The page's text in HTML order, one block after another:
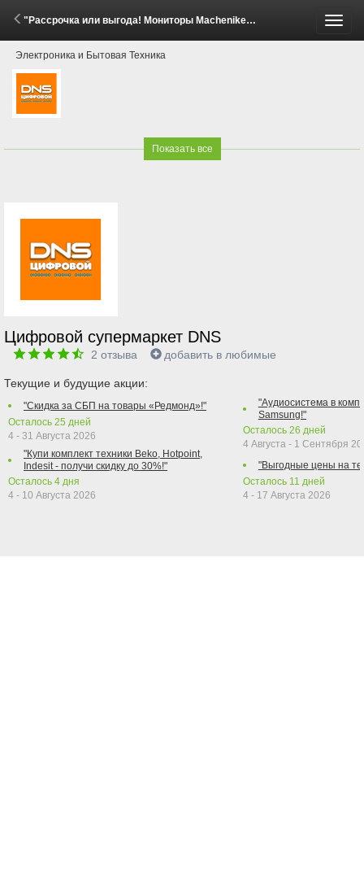
"Рассрочка или выгода! Мониторы Machenike" (24 Апреля - 14 Мая 2026)
Электроника и Бытовая Техника
Показать все
Цифровой супермаркет DNS
2 отзыва добавить в любимые
Текущие и будущие акции:
"Скидка за СБП на товары «Редмонд»!"
Осталось 25 дней
4 - 31 Августа 2026
"Купи комплект техники Beko, Hotpoint,
Indesit - получи скидку до 30%!"
Осталось 4 дня
4 - 10 Августа 2026
"Аудиосистема в
Samsung!"
Осталось 26 дней
4 Августа - 1 Сентября
"Выгодные цены на
Осталось 11 дней
4 - 17 Августа 2026